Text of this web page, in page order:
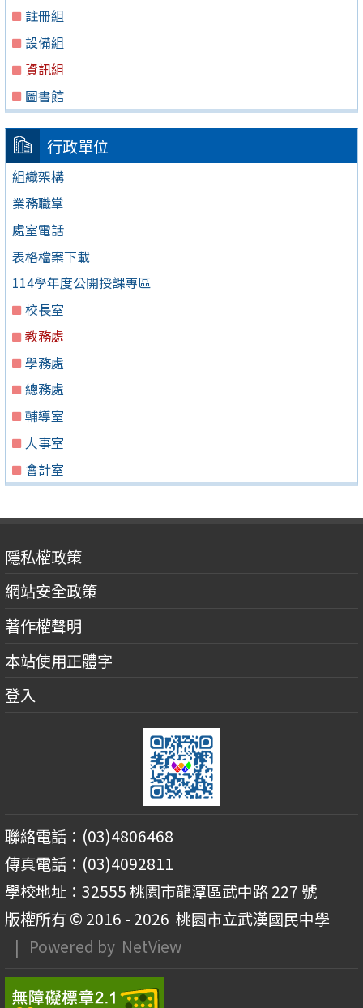
註冊組
設備組
資訊組
圖書館
行政單位
組織架構
業務職掌
處室電話
表格檔案下載
114學年度公開授課專區
校長室
教務處
學務處
總務處
輔導室
人事室
會計室
隱私權政策
網站安全政策
著作權聲明
本站使用正體字
登入
聯絡電話：(03)4806468
傳真電話：(03)4092811
學校地址：32555 桃園市龍潭區武中路 227 號
版權所有 © 2016 - 2026 桃園市立武漢國民中學
| Powered by NetView